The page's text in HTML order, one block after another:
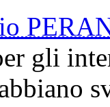
gli